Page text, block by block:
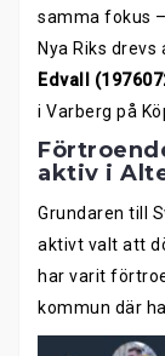
samma fokus
Nya Riks drevs
Edvall
i Varberg på
aktiv i
Grundaren till
aktivt valt att
har varit
kommun där